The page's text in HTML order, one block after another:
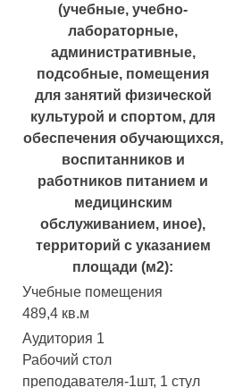
(учебные, учебно-
лабораторные,
административные,
подсобные, помещения
для занятий физической
культурой и спортом, для
обеспечения обучающихся,
воспитанников и
работников питанием и
медицинским
обслуживанием, иное),
территорий с указанием
площади (м2):
Учебные помещения
489,4 кв.м
Аудитория 1
Рабочий стол
преподавателя-1шт, 1 стул